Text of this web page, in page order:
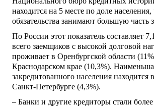
находится на 5 месте по доле
обязательства занимают большую часть
По России этот показатель составляет
всего заемщиков с высокой долговой
проживает в Оренбургской области
Краснодарском крае (10,3%).
закредитованного населения
Санкт-Петербурге (4,3%).
– Банки и другие кредиторы стали